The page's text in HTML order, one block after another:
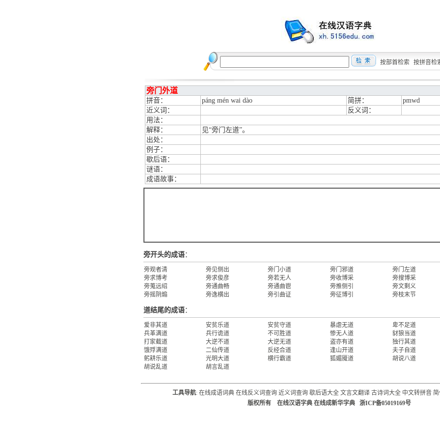
按部首检索 按拼音检
旁门外道
拼音： páng mén wai dào 简拼：
pmwd
近义词：
反义词：
用法：
解释：
见“旁门左道”。
出处：
例子：
歇后语：
谜语：
成语故事：
旁开头的成语：
旁观者清 旁见侧出 旁门小道 旁门邪道
旁门左道
旁求博考
旁求俊彦 旁若无人 旁收博采
旁搜博采
旁蒐远绍
旁通曲畅 旁通曲鬯 旁推侧引
旁文剩义
旁摇阴煽
旁逸横出 旁引曲证 旁征博引 旁枝末节
道结尾的成语：
爱非其道 安贫乐道 安贫守道 暴虐无道
卑不足道
兵革满道
兵行诡道 不可胜道 惨无人道
豺狼当道
打家截道
大逆不道 大逆无道 盗亦有道
独行其道
饿殍满道
二仙传道 反经合道 逢山开道
夫子自道
躬耕乐道
光明大道 横行霸道 狐媚魇道
胡说八道
胡说乱道
胡言乱道
工具导航: 在线成语词典 在线反义词查询 近义词查询 歇后语大全 文言文翻译 古诗词大全 中文转拼音
版权所有 在线汉语字典 在线成新华字典 浙ICP备05019169号